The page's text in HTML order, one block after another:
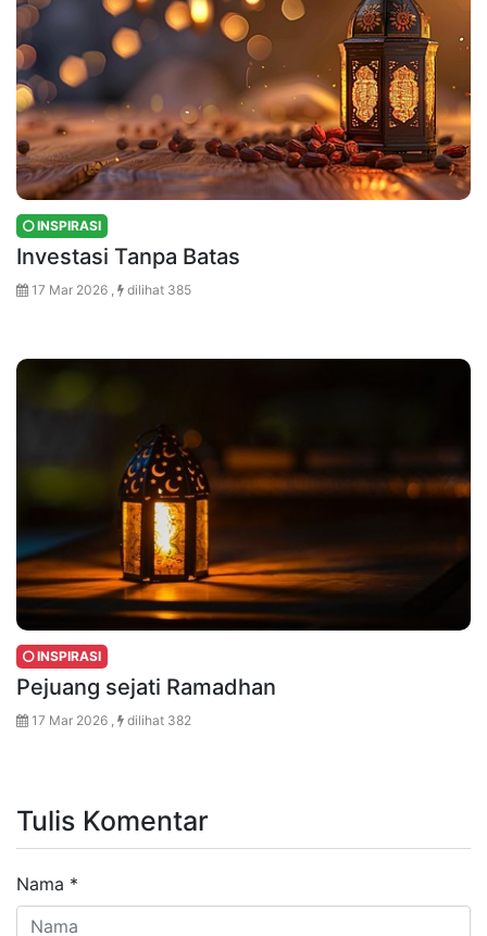
INSPIRASI
Investasi Tanpa Batas
17 Mar 2026 , dilihat 385
INSPIRASI
Pejuang sejati Ramadhan
17 Mar 2026 , dilihat 382
Tulis Komentar
Nama *